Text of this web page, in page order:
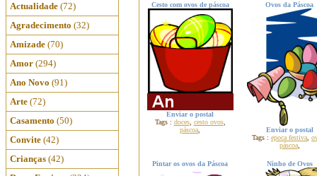
Actualidade (72)
Agradecimento (32)
Amizade (70)
Amor (294)
Ano Novo (91)
Arte (72)
Casamento (50)
Convite (42)
Crianças (42)
Cesto com ovos de páscoa
Enviar o postal
Tags : doces, cesto ovos,
páscoa
Ovos da Páscoa
Enviar o postal
Tags : epoca festiva
páscoa,
Pintar os ovos da Páscoa Ninho de Ovos